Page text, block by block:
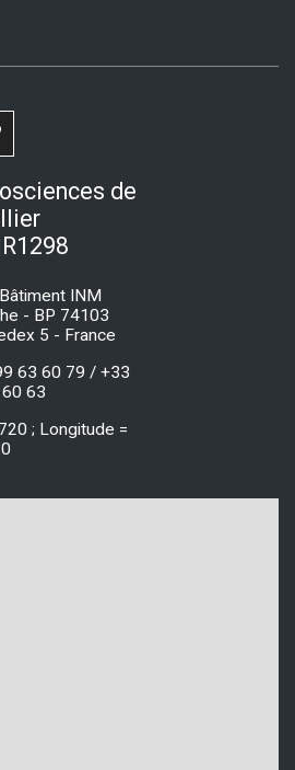
de
INM
- BP 74103
5 - France
63 60 79 / +33
63
; Longitude =